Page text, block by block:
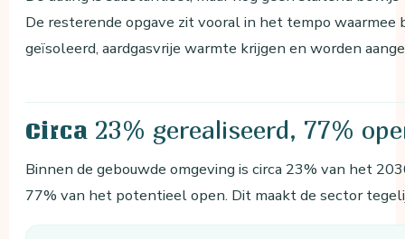
De resterende opgave zit vooral in het tempo
geïsoleerd, aardgasvrije warmte krijgen en worden
Circa 23% gerealiseerd, 77%
Binnen de gebouwde omgeving is circa 23% van het
77% van het potentieel open. Dit maakt de sector